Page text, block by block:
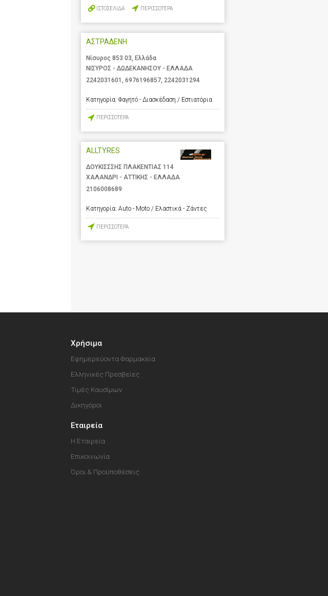
ΙΣΤΟΣΕΛΙΔΑ ΠΕΡΙΣΣΟΤΕΡΑ
ΑΣΤΡΑΔΕΝΗ
Νίσυρος 853 03, Ελλάδα
ΝΙΣΥΡΟΣ - ΔΩΔΕΚΑΝΗΣΟΥ - ΕΛΛΑΔΑ
2242031601
6976196857 2242031294
Κατηγορία: Φαγητό - Διασκέδαση / Εστιατόρια
ΠΕΡΙΣΣΟΤΕΡΑ
ALLTYRES
ΔΟΥΚΙΣΣΣΗΣ ΠΛΑΚΕΝΤΙΑΣ 114
ΧΑΛΑΝΔΡΙ - ΑΤΤΙΚΗΣ - ΕΛΛΑΔΑ
2106008689
Κατηγορία: Auto - Moto / Ελαστικά - Ζάντες
ΠΕΡΙΣΣΟΤΕΡΑ
Χρήσιμα
Εφημερεύοντα Φαρμακεία
Ελληνικές Πρεσβείες
Τιμές Καυσίμων
Δικηγόροι
Εταιρεία
Η Εταιρεία
Επικοινωνία
Όροι & Προϋποθέσεις